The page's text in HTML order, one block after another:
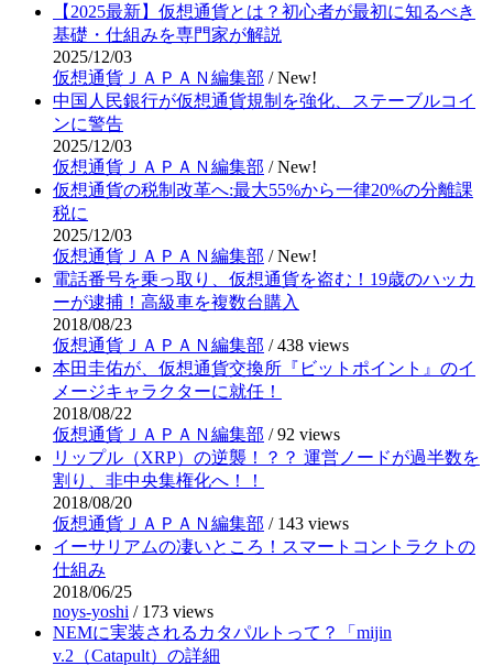
【2025最新】仮想通貨とは？初心者が最初に知るべき
基礎・仕組みを専門家が解説
2025/12/03
仮想通貨ＪＡＰＡＮ編集部 /New!
中国人民銀行が仮想通貨規制を強化、ステーブルコイ
ンに警告
2025/12/03
仮想通貨ＪＡＰＡＮ編集部 /New!
仮想通貨の税制改革へ:最大55%から一律20%の分離課
税に
2025/12/03
仮想通貨ＪＡＰＡＮ編集部 /New!
電話番号を乗っ取り、仮想通貨を盗む！19歳のハッカ
ーが逮捕！高級車を複数台購入
2018/08/23
仮想通貨ＪＡＰＡＮ編集部 /438 views
本田圭佑が、仮想通貨交換所『ビットポイント』のイ
メージキャラクターに就任！
2018/08/22
仮想通貨ＪＡＰＡＮ編集部 /92 views
リップル（XRP）の逆襲！？？ 運営ノードが過半数を
割り、非中央集権化へ！！
2018/08/20
仮想通貨ＪＡＰＡＮ編集部 / 143 views
イーサリアムの凄いところ！スマートコントラクトの
仕組み
2018/06/25
noys-yoshi / 173 views
NEMに実装されるカタパルトって？「mijin
v.2（Catapult）の詳細